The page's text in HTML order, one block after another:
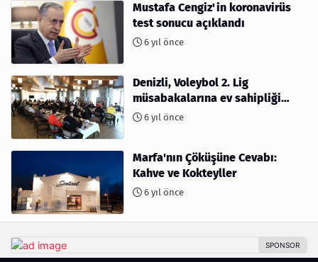
Mustafa Cengiz'in koronavirüs
test sonucu açıklandı
6 yıl önce
Denizli, Voleybol 2. Lig
müsabakalarına ev sahipliği
yapıyor
6 yıl önce
Marfa'nın Çöküşüne Cevabı:
Kahve ve Kokteyller
6 yıl önce